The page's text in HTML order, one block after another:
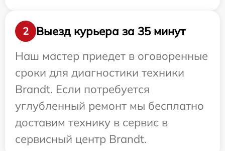
2
Выезд курьера за 35 минут
Наш мастер приедет в оговоренные
сроки для диагностики техники
Brandt. Если потребуется
углубленный ремонт мы бесплатно
доставим технику в сервис в
сервисный центр Brandt.